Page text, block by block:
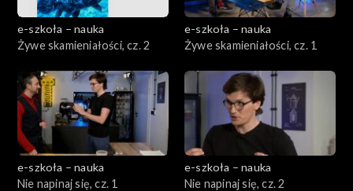
e-szkoła – nauka
Żywe skamieniałości, cz. 2
e-szkoła – nauka
Żywe skamieniałości, cz. 1
e-szkoła – nauka
Nie napinaj się, cz. 1
e-szkoła – nauka
Nie napinaj się, cz. 2